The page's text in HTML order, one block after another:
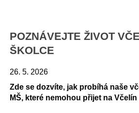
POZNÁVEJTE ŽIVOT
ŠKOLCE
26. 5. 2026
Zde se dozvíte, jak probíhá naše
MŠ, které nemohou přijet na